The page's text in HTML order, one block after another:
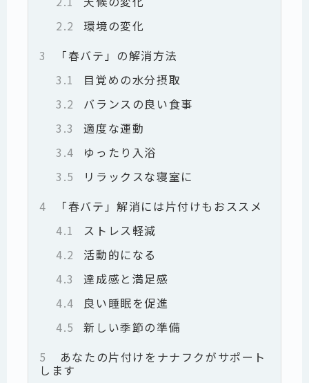
2.2
環境の変化
3
「春バテ」の解消方法
3.1
目覚めの水分摂取
3.2
バランスの良い食事
3.3
適度な運動
3.4
ゆったり入浴
3.5
リラックスな寝室に
4
「春バテ」解消には片付けもおススメ
4.1
ストレス軽減
4.2
活動的になる
4.3
達成感と満足感
4.4
良い睡眠を促進
4.5
新しい季節の準備
5
あなたの片付けをナナフクがサポート
します